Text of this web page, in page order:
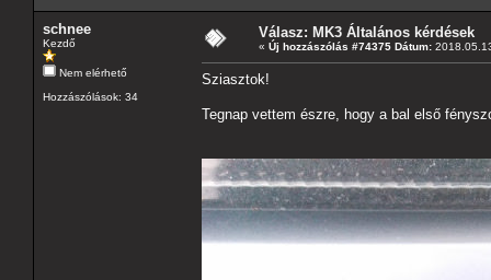
schnee
Kezdő
Nem elérhető
Hozzászólások: 34
Válasz: MK3 Általános kérdések
« Új hozzászólás #74375 Dátum:
Sziasztok!
Tegnap vettem észre, hogy a bal első